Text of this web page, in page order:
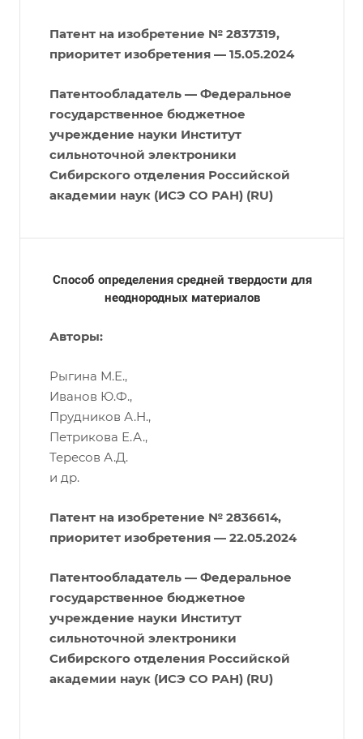
Патент на изобретение № 2837319,
приоритет изобретения — 15.05.2024
Патентообладатель — Федеральное
государственное бюджетное
учреждение науки Институт
сильноточной электроники
Сибирского отделения Российской
академии наук (ИСЭ СО РАН) (RU)
Способ определения средней твердости для
неоднородных материалов
Авторы:
Рыгина М.Е.,
Иванов Ю.Ф.,
Прудников А.Н.,
Петрикова Е.А.,
Тересов А.Д.
и др.
Патент на изобретение № 2836614,
приоритет изобретения — 22.05.2024
Патентообладатель — Федеральное
государственное бюджетное
учреждение науки Институт
сильноточной электроники
Сибирского отделения Российской
академии наук (ИСЭ СО РАН) (RU)